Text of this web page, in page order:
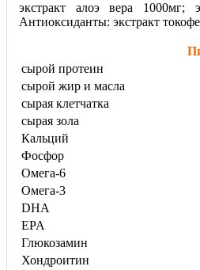
экстракт алоэ вера 1000мг;
Антиоксиданты: экстракт
сырой протеин
сырой жир и масла
сырая клетчатка
сырая зола
Кальций
Фосфор
Омега-6
Омега-3
DHA
EPA
Глюкозамин
Хондроитин